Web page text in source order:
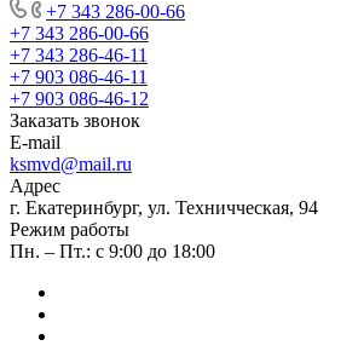
+7 343 286-00-66
+7 343 286-00-66
+7 343 286-46-11
+7 903 086-46-11
+7 903 086-46-12
Заказать звонок
E-mail
ksmvd@mail.ru
Адрес
г. Екатеринбург, ул. Техничческая, 94
Режим работы
Пн. – Пт.: с 9:00 до 18:00